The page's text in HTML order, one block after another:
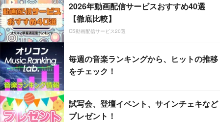
2026年動画配信サービスおすすめ40選
【徹底比較】
CS動画配信サービス20選
毎週の音楽ランキングから、ヒットの推移
をチェック！
試写会、登壇イベント、サインチェキなど
プレゼント！